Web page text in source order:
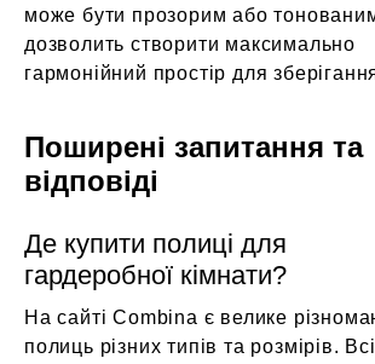
може бути прозорим або
дозволить створити максимально
гармонійний простір для
Поширені запитання та
відповіді
Де купити полиці для
гардеробної кімнати?
На сайті Combina є велике
полиць різних типів та розмірів.